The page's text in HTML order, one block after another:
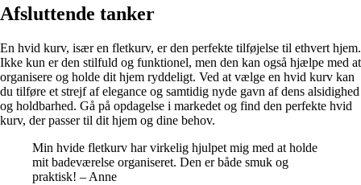
Afsluttende tanker
En hvid kurv, især en fletkurv, er den perfekte tilføjelse til ethvert hjem.
Ikke kun er den stilfuld og funktionel, men den kan også hjælpe med at
organisere og holde dit hjem ryddeligt. Ved at vælge en hvid kurv kan
du tilføre et strejf af elegance og samtidig nyde gavn af dens alsidighed
og holdbarhed. Gå på opdagelse i markedet og find den perfekte hvid
kurv, der passer til dit hjem og dine behov.
Min hvide fletkurv har virkelig hjulpet mig med at holde
mit badeværelse organiseret. Den er både smuk og
praktisk! – Anne